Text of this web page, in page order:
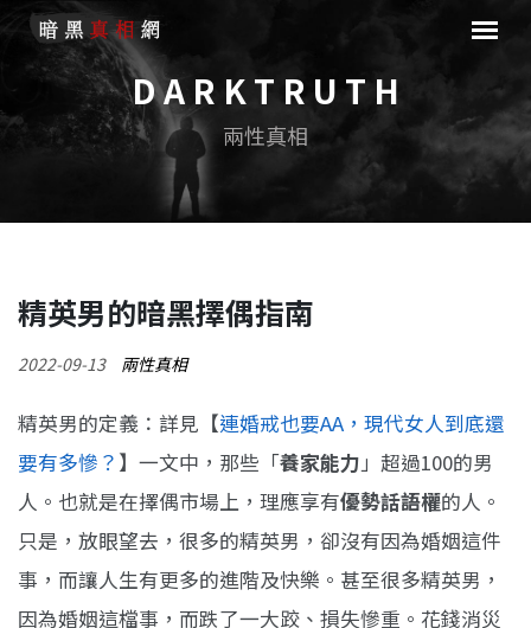
D A R K T R U T H
兩性真相
精英男的暗黑擇偶指南
2022-09-13 兩性真相
精英男的定義：詳見【連婚戒也要AA，現代女人到底還
要有多慘？ 】一文中，那些「養家能力」超過100的男
人。也就是在擇偶市場上，理應享有優勢話語權的人。
只是，放眼望去，很多的精英男，卻沒有因為婚姻這件
事，而讓人生有更多的進階及快樂。甚至很多精英男，
因為婚姻這檔事，而跌了一大跤、損失慘重。花錢消災